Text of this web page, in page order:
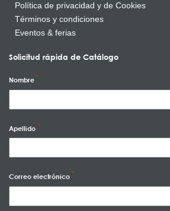
Política de privacidad y de Cookies
Términos y condiciones
Eventos & ferias
Solicitud rápida de Catálogo
Nombre
Apellido
Correo electrónico